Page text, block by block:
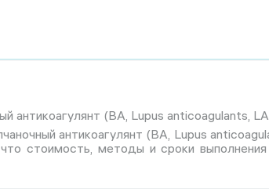
антикоагулянт (ВА, Lupus anticoagulants,
антикоагулянт (ВА, Lupus
стоимость, методы и сроки